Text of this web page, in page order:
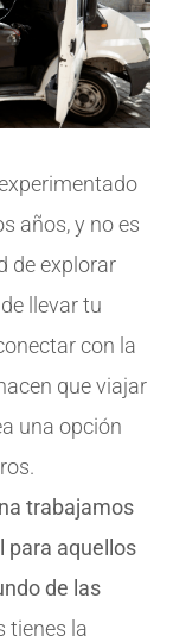
años, y no es
de explorar
llevar tu
con la
que viajar
una opción
trabajamos
para aquellos
de las
tienes la